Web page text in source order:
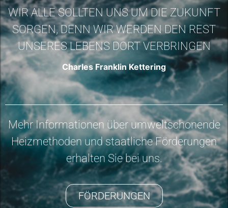
WIR ALLE SOLLTEN UNS UM DIE ZUKUNFT
SORGEN, DENN WIR WERDEN DEN REST
UNSERES LEBENS DORT VERBRINGEN
Charles Franklin Kettering
Mehr Informationen über umweltschonende
Heizmethoden und staatliche Förderungen
erhalten Sie bei uns.
FÖRDERUNGEN